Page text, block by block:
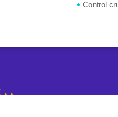
Control